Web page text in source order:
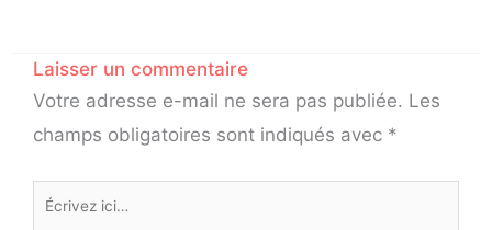
Laisser un commentaire
Votre adresse e-mail ne sera pas publiée. Les
champs obligatoires sont indiqués avec *
Écrivez